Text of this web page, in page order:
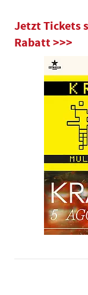
Jetzt Tickets
Rabatt >>>